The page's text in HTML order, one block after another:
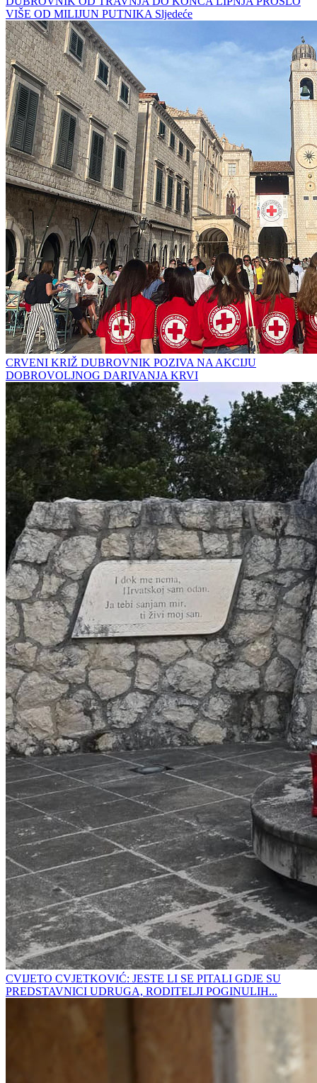
VIŠE OD MILIJUN PUTNIKA Sljedeće
CRVENI KRIŽ DUBROVNIK POZIVA NA AKCIJU
DOBROVOLJNOG DARIVANJA KRVI
CVIJETO CVJETKOVIĆ: JESTE LI SE PITALI GDJE SU
PREDSTAVNICI UDRUGA, RODITELJI POGINULIH...